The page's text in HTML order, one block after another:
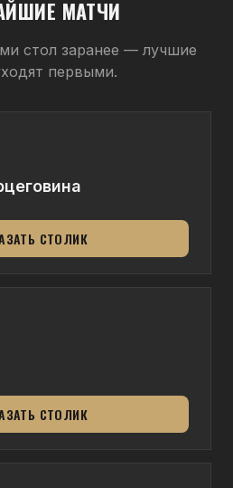
МАТЧИ
стол заранее — лучшие
первыми.
СТОЛИК
СТОЛИК